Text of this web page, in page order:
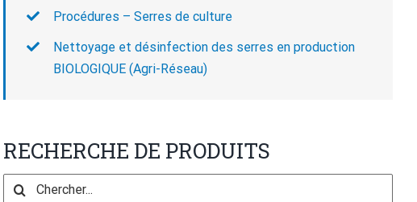
Procédures – Serres de culture
Nettoyage et désinfection des serres en production
BIOLOGIQUE (Agri-Réseau)
RECHERCHE DE PRODUITS
Search